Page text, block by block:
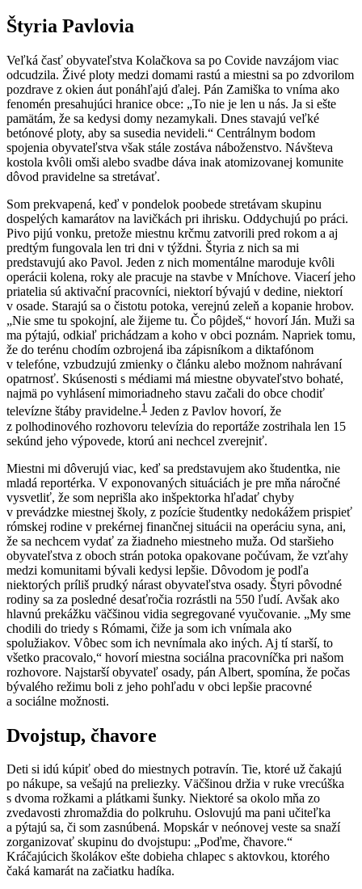
Štyria Pavlovia
Veľká časť obyvateľstva Kolačkova sa po Covide navzájom viac
odcudzila. Živé ploty medzi domami rastú a miestni sa po zdvorilom
pozdrave z okien áut ponáhľajú ďalej. Pán Zamiška to vníma ako
fenomén presahujúci hranice obce: „To nie je len u nás. Ja si ešte
pamätám, že sa kedysi domy nezamykali. Dnes stavajú veľké
betónové ploty, aby sa susedia nevideli.“ Centrálnym bodom
spojenia obyvateľstva však stále zostáva náboženstvo. Návšteva
kostola kvôli omši alebo svadbe dáva inak atomizovanej komunite
dôvod pravidelne sa stretávať.
Som prekvapená, keď v pondelok poobede stretávam skupinu
dospelých kamarátov na lavičkách pri ihrisku. Oddychujú po práci.
Pivo pijú vonku, pretože miestnu krčmu zatvorili pred rokom a aj
predtým fungovala len tri dni v týždni. Štyria z nich sa mi
predstavujú ako Pavol. Jeden z nich momentálne maroduje kvôli
operácii kolena, roky ale pracuje na stavbe v Mníchove. Viacerí jeho
priatelia sú aktivační pracovníci, niektorí bývajú v dedine, niektorí
v osade. Starajú sa o čistotu potoka, verejnú zeleň a kopanie hrobov.
„Nie sme tu spokojní, ale žijeme tu. Čo pôjdeš,“ hovorí Ján. Muži sa
ma pýtajú, odkiaľ prichádzam a koho v obci poznám. Napriek tomu,
že do terénu chodím ozbrojená iba zápisníkom a diktafónom
v telefóne, vzbudzujú zmienky o článku alebo možnom nahrávaní
opatrnosť. Skúsenosti s médiami má miestne obyvateľstvo bohaté,
najmä po vyhlásení mimoriadneho stavu začali do obce chodiť
televízne štáby pravidelne.1 Jeden z Pavlov hovorí, že
z polhodinového rozhovoru televízia do reportáže zostrihala len 15
sekúnd jeho výpovede, ktorú ani nechcel zverejniť.
Miestni mi dôverujú viac, keď sa predstavujem ako študentka, nie
mladá reportérka. V exponovaných situáciách je pre mňa náročné
vysvetliť, že som neprišla ako inšpektorka hľadať chyby
v prevádzke miestnej školy, z pozície študentky nedokážem prispieť
rómskej rodine v prekérnej finančnej situácii na operáciu syna, ani,
že sa nechcem vydať za žiadneho miestneho muža. Od staršieho
obyvateľstva z oboch strán potoka opakovane počúvam, že vzťahy
medzi komunitami bývali kedysi lepšie. Dôvodom je podľa
niektorých príliš prudký nárast obyvateľstva osady. Štyri pôvodné
rodiny sa za posledné desaťročia rozrástli na 550 ľudí. Avšak ako
hlavnú prekážku väčšinou vidia segregované vyučovanie. „My sme
chodili do triedy s Rómami, čiže ja som ich vnímala ako
spolužiakov. Vôbec som ich nevnímala ako iných. Aj tí starší, to
všetko pracovalo,“ hovorí miestna sociálna pracovníčka pri našom
rozhovore. Najstarší obyvateľ osady, pán Albert, spomína, že počas
bývalého režimu boli z jeho pohľadu v obci lepšie pracovné
a sociálne možnosti.
Dvojstup, čhavore
Deti si idú kúpiť obed do miestnych potravín. Tie, ktoré už čakajú
po nákupe, sa vešajú na preliezky. Väčšinou držia v ruke vrecúška
s dvoma rožkami a plátkami šunky. Niektoré sa okolo mňa zo
zvedavosti zhromaždia do polkruhu. Oslovujú ma pani učiteľka
a pýtajú sa, či som zasnúbená. Mopskár v neónovej veste sa snaží
zorganizovať skupinu do dvojstupu: „Poďme, čhavore.“
Kráčajúcich školákov ešte dobieha chlapec s aktovkou, ktorého
čaká kamarát na začiatku hadíka.